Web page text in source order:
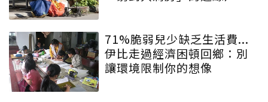
71%脆弱兒少缺乏生活費...
伊比走過經濟困頓回鄉：別
讓環境限制你的想像